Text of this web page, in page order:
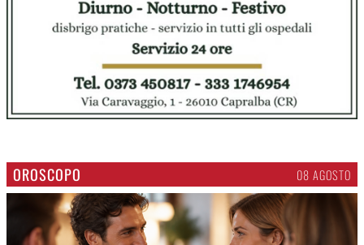
OROSCOPO 08 AGOSTO